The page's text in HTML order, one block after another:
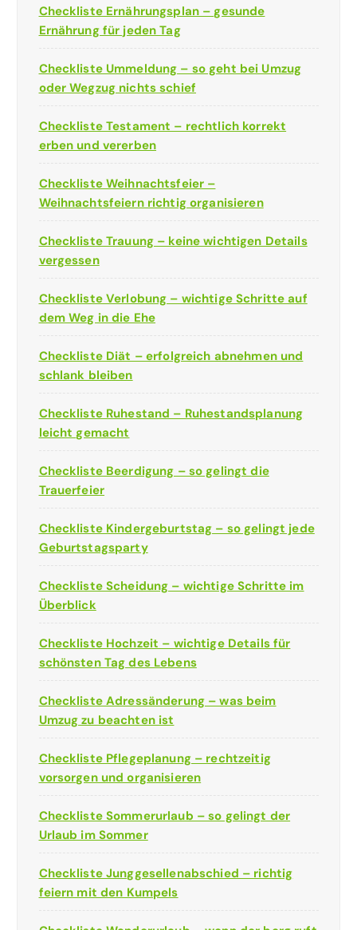
Checkliste Ernährungsplan – gesunde
Ernährung für jeden Tag
Checkliste Ummeldung – so geht bei Umzug
oder Wegzug nichts schief
Checkliste Testament – rechtlich korrekt
erben und vererben
Checkliste Weihnachtsfeier –
Weihnachtsfeiern richtig organisieren
Checkliste Trauung – keine wichtigen Details
vergessen
Checkliste Verlobung – wichtige Schritte auf
dem Weg in die Ehe
Checkliste Diät – erfolgreich abnehmen und
schlank bleiben
Checkliste Ruhestand – Ruhestandsplanung
leicht gemacht
Checkliste Beerdigung – so gelingt die
Trauerfeier
Checkliste Kindergeburtstag – so gelingt jede
Geburtstagsparty
Checkliste Scheidung – wichtige Schritte im
Überblick
Checkliste Hochzeit – wichtige Details für
schönsten Tag des Lebens
Checkliste Adressänderung – was beim
Umzug zu beachten ist
Checkliste Pflegeplanung – rechtzeitig
vorsorgen und organisieren
Checkliste Sommerurlaub – so gelingt der
Urlaub im Sommer
Checkliste Junggesellenabschied – richtig
feiern mit den Kumpels